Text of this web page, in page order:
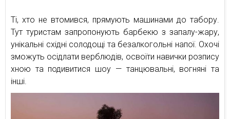
Ті, хто не втомився, прямують машинами до табору.
Тут туристам запропонують барбекю з запалу-жару,
унікальні східні солодощі та безалкогольні напої. Охочі
зможуть осідлати верблюдів, освоїти навички розпису
хною та подивитися шоу — танцювальні, вогняні та
інші.